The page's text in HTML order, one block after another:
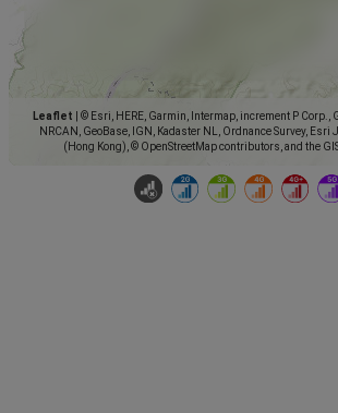
Leaflet
© Esri, HERE, Garmin, Intermap, increment P Corp.,
NRCAN, GeoBase, IGN, Kadaster NL, Ordnance Survey, Esri
(Hong Kong), © OpenStreetMap contributors, and the